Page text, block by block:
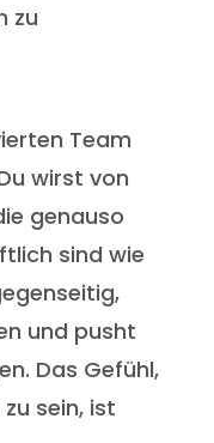
zu
Team
wirst von
genauso
sind wie
und pusht
Das Gefühl,
sein, ist